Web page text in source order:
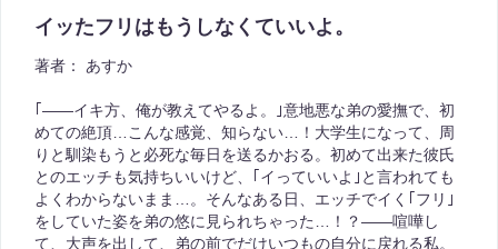
イッたフリはもうしなくていいよ。
著者： あすか
｢――イキ方、俺が教えてやるよ。｣意地悪な弟の愛撫で、初
めての絶頂…こんな感覚、知らない…！大学生になって、周
りと馴染もうと必死な毎日を送るかおる。初めて出来た彼氏
とのエッチも気持ちいいけど、｢イっていいよ｣と言われても
よくわからないまま…。そんなある日、エッチでイく｢フリ｣
をしていた姿を弟の悠に見られちゃった…！？――喧嘩し
て、大声を出して、弟の前でだけいつもの自分に戻れる私。